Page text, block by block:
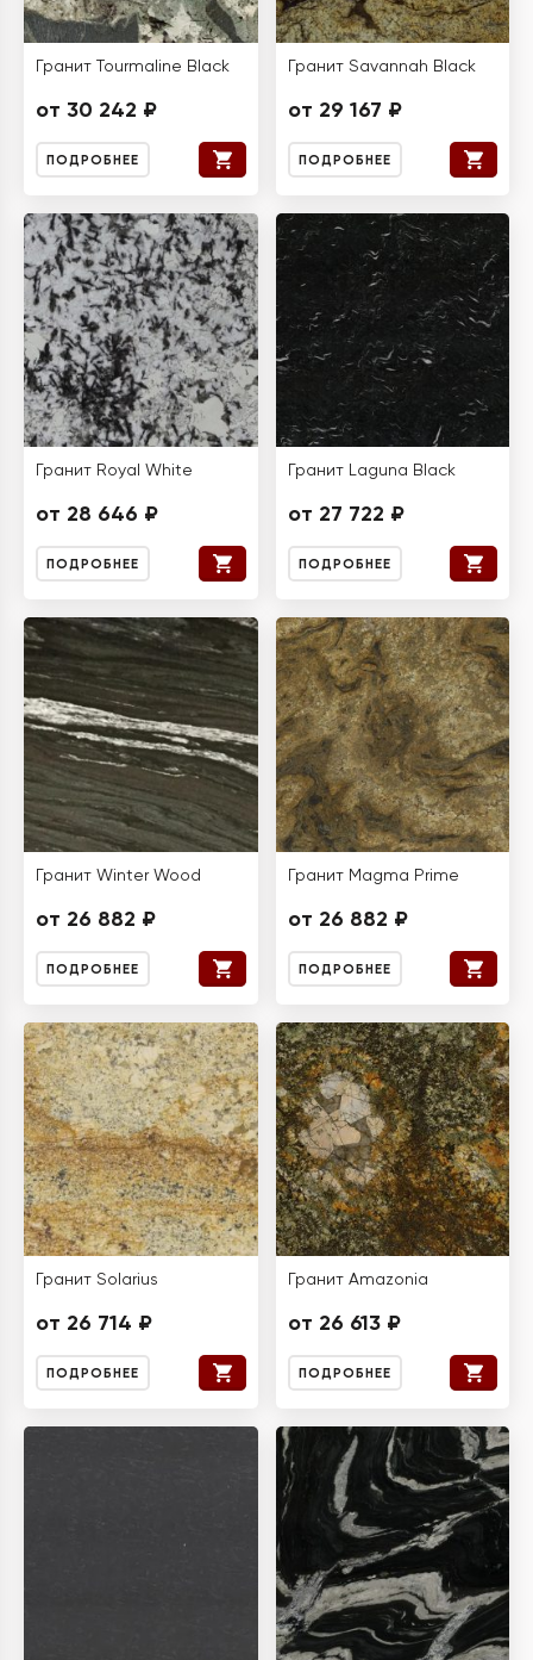
Гранит Tourmaline Black
от 30 242 ₽
ПОДРОБНЕЕ
Гранит Savannah Black
от 29 167 ₽
ПОДРОБНЕЕ
Гранит Royal White
от 28 646 ₽
ПОДРОБНЕЕ
Гранит Laguna Black
от 27 722 ₽
ПОДРОБНЕЕ
Гранит Winter Wood
от 26 882 ₽
ПОДРОБНЕЕ
Гранит Magma Prime
от 26 882 ₽
ПОДРОБНЕЕ
Гранит Solarius
от 26 714 ₽
ПОДРОБНЕЕ
Гранит Amazonia
от 26 613 ₽
ПОДРОБНЕЕ